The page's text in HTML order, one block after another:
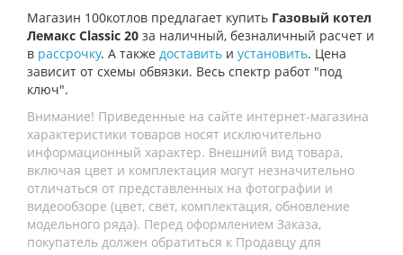
Магазин 100котлов предлагает купить Газовый котел
Лемакс Classic 20 за наличный, безналичный расчет и
в рассрочку. А также доставить и установить. Цена
зависит от схемы обвязки. Весь спектр работ "под
ключ".
Внимание! Приведенные на сайте интернет-магазина
характеристики товаров носят исключительно
информационный характер. Внешний вид товара,
включая цвет и комплектация могут незначительно
отличаться от представленных на фотографии и
видеообзоре (цвет, свет, комплектация, обновление
модельного ряда). Перед оформлением Заказа,
покупатель должен обратиться к Продавцу для